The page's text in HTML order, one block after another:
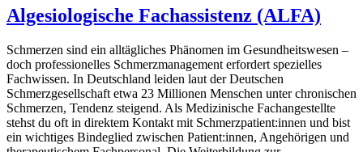
Algesiologische Fachassistenz (ALFA)
Schmerzen sind ein alltägliches Phänomen im Gesundheitswesen –
doch professionelles Schmerzmanagement erfordert spezielles
Fachwissen. In Deutschland leiden laut der Deutschen
Schmerzgesellschaft etwa 23 Millionen Menschen unter chronischen
Schmerzen, Tendenz steigend. Als Medizinische Fachangestellte
stehst du oft in direktem Kontakt mit Schmerzpatient:innen und bist
ein wichtiges Bindeglied zwischen Patient:innen, Angehörigen und